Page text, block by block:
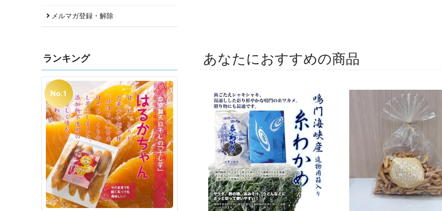
あなたにおすすめの商品
メルマガ登録・解除
ランキング
No.1